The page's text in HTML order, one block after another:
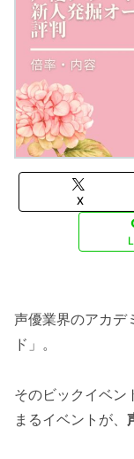
X
声優業界のアカデ
ド」。
そのビックイベン
まるイベントが、